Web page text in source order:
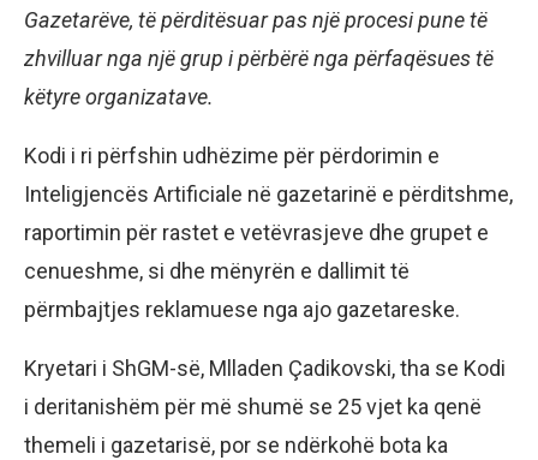
Gazetarëve, të përditësuar pas një procesi pune të
zhvilluar nga një grup i përbërë nga përfaqësues të
këtyre organizatave.
Kodi i ri përfshin udhëzime për përdorimin e
Inteligjencës Artificiale në gazetarinë e përditshme,
raportimin për rastet e vetëvrasjeve dhe grupet e
cenueshme, si dhe mënyrën e dallimit të
përmbajtjes reklamuese nga ajo gazetareske.
Kryetari i ShGM-së, Mlladen Çadikovski, tha se Kodi
i deritanishëm për më shumë se 25 vjet ka qenë
themeli i gazetarisë, por se ndërkohë bota ka